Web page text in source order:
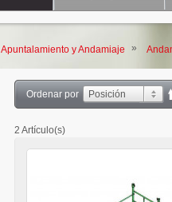
Apuntalamiento y Andamiaje »
Ordenar por Posición
2 Artículo(s)